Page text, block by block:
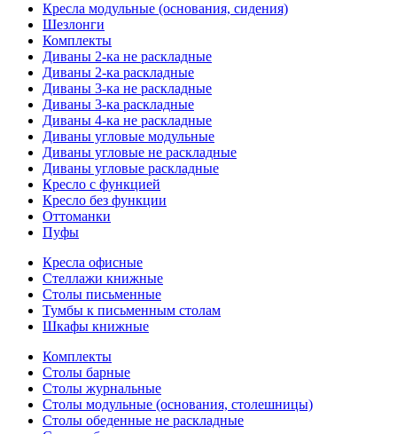
Кресла модульные (основания, сидения)
Шезлонги
Комплекты
Диваны 2-ка не раскладные
Диваны 2-ка раскладные
Диваны 3-ка не раскладные
Диваны 3-ка раскладные
Диваны 4-ка не раскладные
Диваны угловые модульные
Диваны угловые не раскладные
Диваны угловые раскладные
Кресло с функцией
Кресло без функции
Оттоманки
Пуфы
Кресла офисные
Стеллажи книжные
Столы письменные
Тумбы к письменным столам
Шкафы книжные
Комплекты
Столы барные
Столы журнальные
Столы модульные (основания, столешницы)
Столы обеденные не раскладные